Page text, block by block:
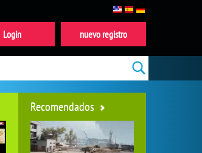
Recomendados
nuevo registro
Login